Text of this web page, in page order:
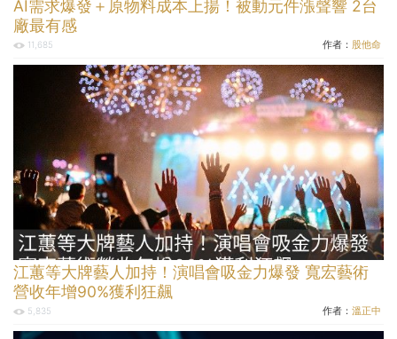
AI需求爆發＋原物料成本上揚！被動元件漲聲響 2台
廠最有感
11,685 作者： 股他命
江蕙等大牌藝人加持！演唱會吸金力爆發 寬宏藝術
營收年增90%獲利狂飆
5,835 作者： 溫正中